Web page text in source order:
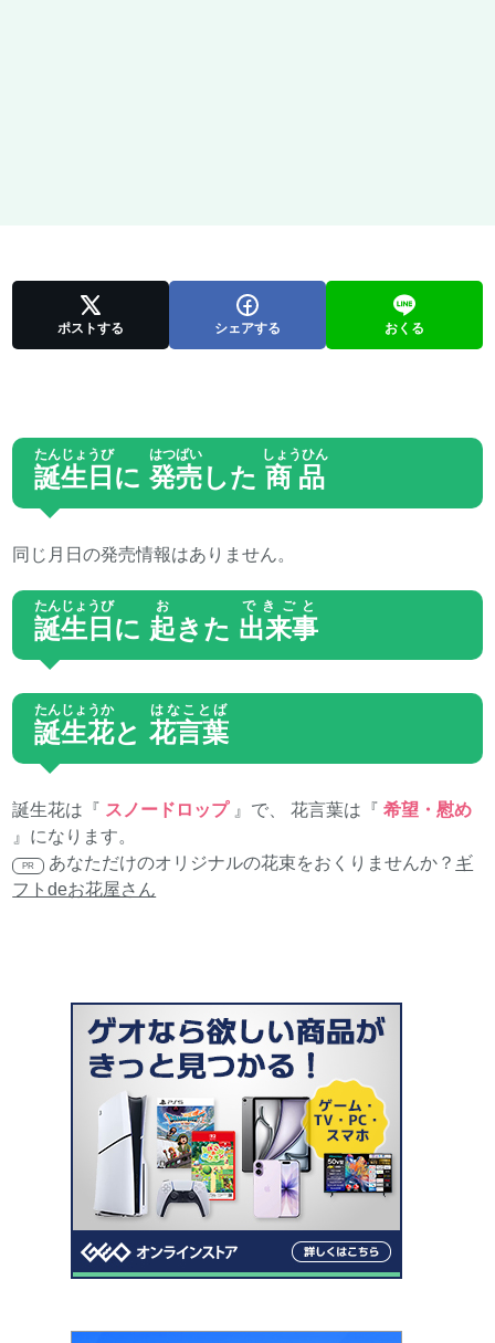
ポストする シェアする おくる
誕生日
たんじょうび
に発売
はつばい
した商品
しょうひん
同じ月日の発売情報はありません。
誕生日
たんじょうび
に 起
お
きた 出来事
できごと
誕生花
たんじょうか
と花言葉
はなことば
誕生花は『 スノードロップ』で、 花言葉は『希望・慰め
』になります。
PR あなただけのオリジナルの花束をおくりませんか？ ギ
フトdeお花屋さん